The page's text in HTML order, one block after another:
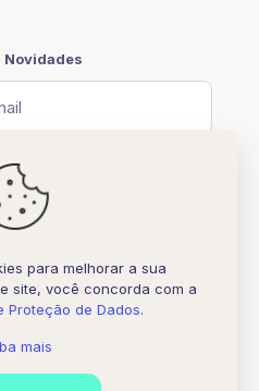
Novidades
CNPJ 37.117.877.0001-77
Reservados
para melhorar a sua
site, você concorda com a
Proteção de Dados.
mais